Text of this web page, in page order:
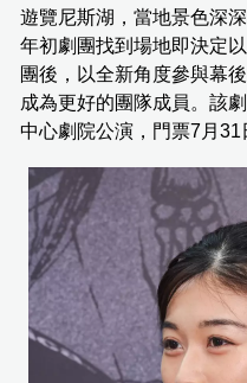
遊覽尼斯湖，當地景色深
年初劇團找到場地即決定
團後，以全新角度參與幕
成為更好的團隊成員。該
中心劇院公演，門票7月31